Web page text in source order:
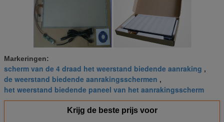
Markeringen:
scherm van de 4 draad het weerstand biedende aanraking ,
de weerstand biedende aanrakingsschermen ,
het weerstand biedende paneel van het aanrakingsscherm
Krijg de beste prijs voor